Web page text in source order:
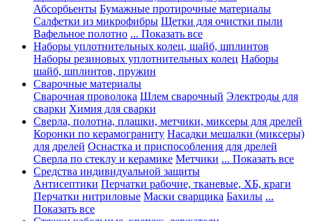
Абсорбьенты Бумажные протирочные материалы
Салфетки из микрофибры Щетки для очистки пыли
Вафельное полотно ... Показать все
Наборы уплотнительных колец, шайб, шплинтов
Наборы резиновых уплотнительных колец Наборы
шайб, шплинтов, пружин
Сварочные материалы
Сварочная проволока Шлем сварочный Электроды для
сварки Химия для сварки
Сверла, полотна, плашки, метчики, миксеры для дрелей
Коронки по керамограниту Насадки мешалки (миксеры)
для дрелей Оснастка и приспособления для дрелей
Сверла по стеклу и керамике Метчики ... Показать все
Средства индивидуальной защиты
Антисептики Перчатки рабочие, тканевые, ХБ, краги
Перчатки нитриловые Маски сварщика Бахилы ...
Показать все